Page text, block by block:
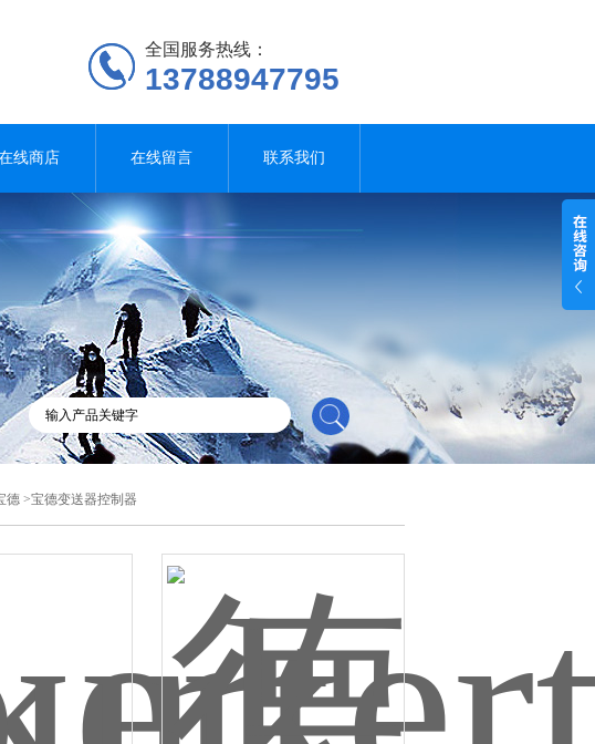
全国服务热线：
13788947795
线商店 在线留言 联系我们
德 >宝德变送器控制器